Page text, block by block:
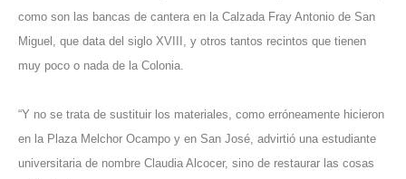
como son las bancas de cantera en la Calzada Fray Antonio de San
Miguel, que data del siglo XVIII, y otros tantos recintos que tienen
muy poco o nada de la Colonia.
“Y no se trata de sustituir los materiales, como erróneamente hicieron
en la Plaza Melchor Ocampo y en San José, advirtió una estudiante
universitaria de nombre Claudia Alcocer, sino de restaurar las cosas